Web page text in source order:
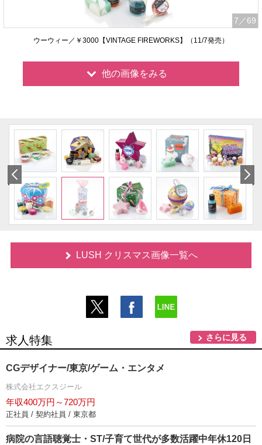
7 ／69
ウーウィー／￥3000【VINTAGE FIREWORKS】（11/7発売）
他の画像をみる
LUSH クリスマス画像一覧へ
求人特集 さらに見る
CGデザイナー/東京/ゲーム・エンタメ
株式会社エクスジール
年収400万円～720万円
正社員 / 契約社員 / 東京都
病院の言語聴覚士・ST/子育て世代が多数活躍中年休120日